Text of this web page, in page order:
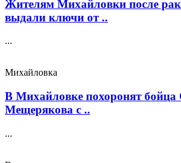
Жителям Михайловки после
выдали ключи от ..
...
Михайловка
В Михайловке похоронят
Мещерякова с ..
...